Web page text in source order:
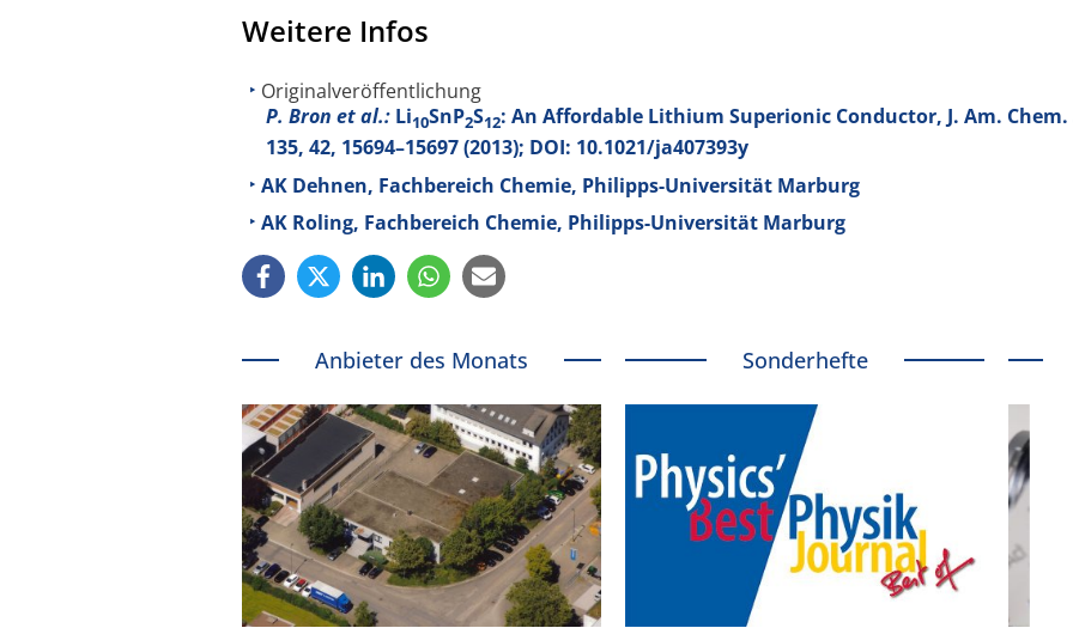
Weitere Infos
Originalveröffentlichung
P. Bron et al.: Li10SnP2S12: An Affordable Lithium Superionic Conductor, J. Am. Chem.
135, 42, 15694–15697 (2013); DOI: 10.1021/ja407393y
AK Dehnen, Fachbereich Chemie, Philipps-Universität Marburg
AK Roling, Fachbereich Chemie, Philipps-Universität Marburg
Anbieter des Monats Sonderhefte